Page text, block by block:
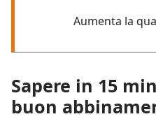
Aumenta la
Sapere in 15
buon